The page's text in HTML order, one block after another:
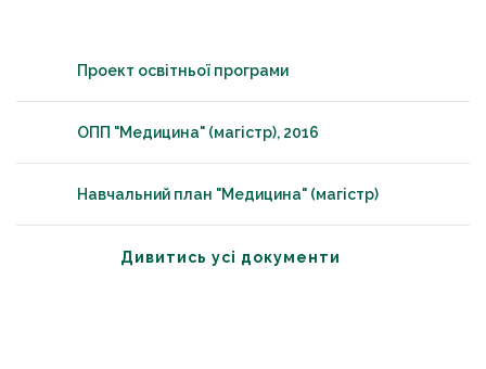
Проект освітньої програми
ОПП "Медицина" (магістр), 2016
Навчальний план "Медицина" (магістр)
Дивитись усі документи